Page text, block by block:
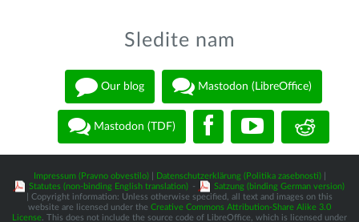
Sledite nam
Our blog Mastodon (LibreOffice)
Mastodon (TDF)
Impressum (Pravno obvestilo)| Datenschutzerklärung (Politika zasebnosti)|
Statutes (non-binding English translation) -
Satzung (binding German version)
| Copyright information: Unless otherwise specified, all text and images on this
website are licensed under the Creative Commons Attribution-Share Alike 3.0
License . This does not include the source code of LibreOffice, which is licensed under